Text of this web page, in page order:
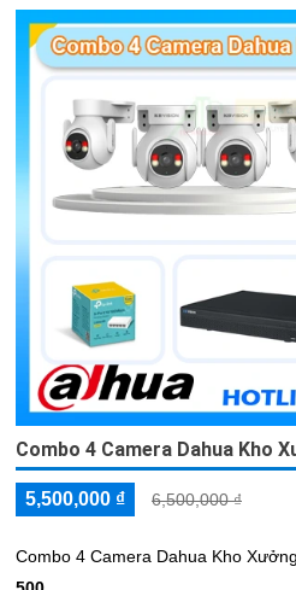
Combo 4 Camera Dahua Kho
5,500,000 ₫ 6,500,000 ₫
Combo 4 Camera Dahua Kho